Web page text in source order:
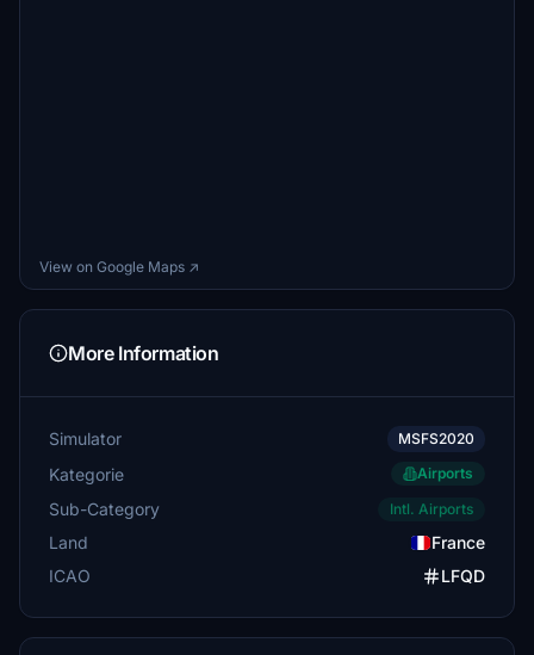
View on Google Maps ↗
More Information
Simulator MSFS2020
Kategorie Airports
Sub-Category Intl. Airports
Land
France
ICAO
LFQD